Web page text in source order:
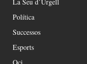
Política
Successos
Esports